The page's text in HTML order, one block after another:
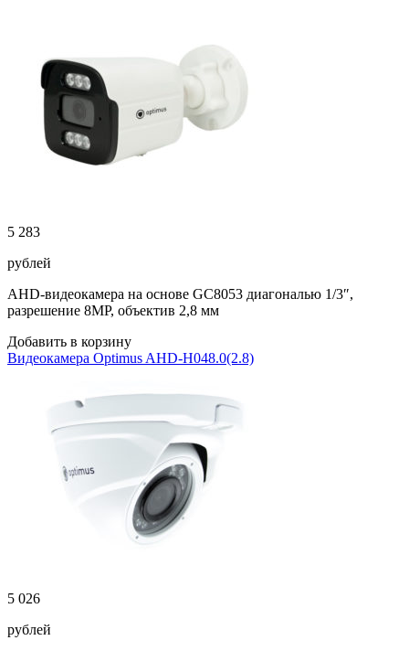
5 283
рублей
AHD-видеокамера на основе GC8053 диагональю 1/3″,
разрешение 8MP, объектив 2,8 мм
Добавить в корзину
Видеокамера Optimus AHD-H048.0(2.8)
5 026
рублей